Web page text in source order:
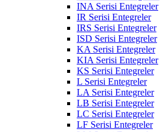
INA Serisi Entegreler
IR Serisi Entegreler
IRS Serisi Entegreler
ISD Serisi Entegreler
KA Serisi Entegreler
KIA Serisi Entegreler
KS Serisi Entegreler
L Serisi Entegreler
LA Serisi Entegreler
LB Serisi Entegreler
LC Serisi Entegreler
LF Serisi Entegreler